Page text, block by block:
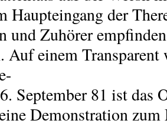
Haupteingang der
und Zuhörer
Auf einem
September 81 ist das
Demonstration